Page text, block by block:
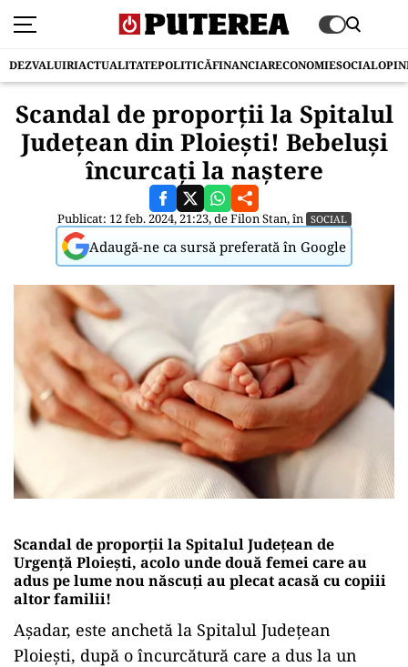
DEZVALUIRIACTUALITATEPOLITICĂFINANCIARECONOMIESOCIAL
Scandal de proporții la Spitalul
Județean din Ploiești! Bebeluși
încurcați la naștere
Publicat: 12 feb. 2024, 21:23, deFilon Stan, în SOCIAL
Adaugă-ne ca sursă preferată în Google
Scandal de proporții la Spitalul Județean de
Urgență Ploiești, acolo unde două femei care au
adus pe lume nou născuți au plecat acasă cu copiii
altor familii!
Așadar, este anchetă la Spitalul Județean
Ploiești, după o încurcătură care a dus la un